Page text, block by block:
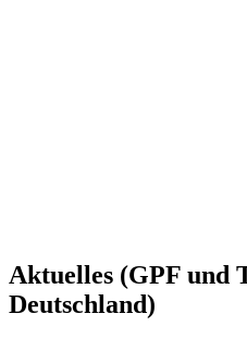
Aktuelles (GPF und
Deutschland)